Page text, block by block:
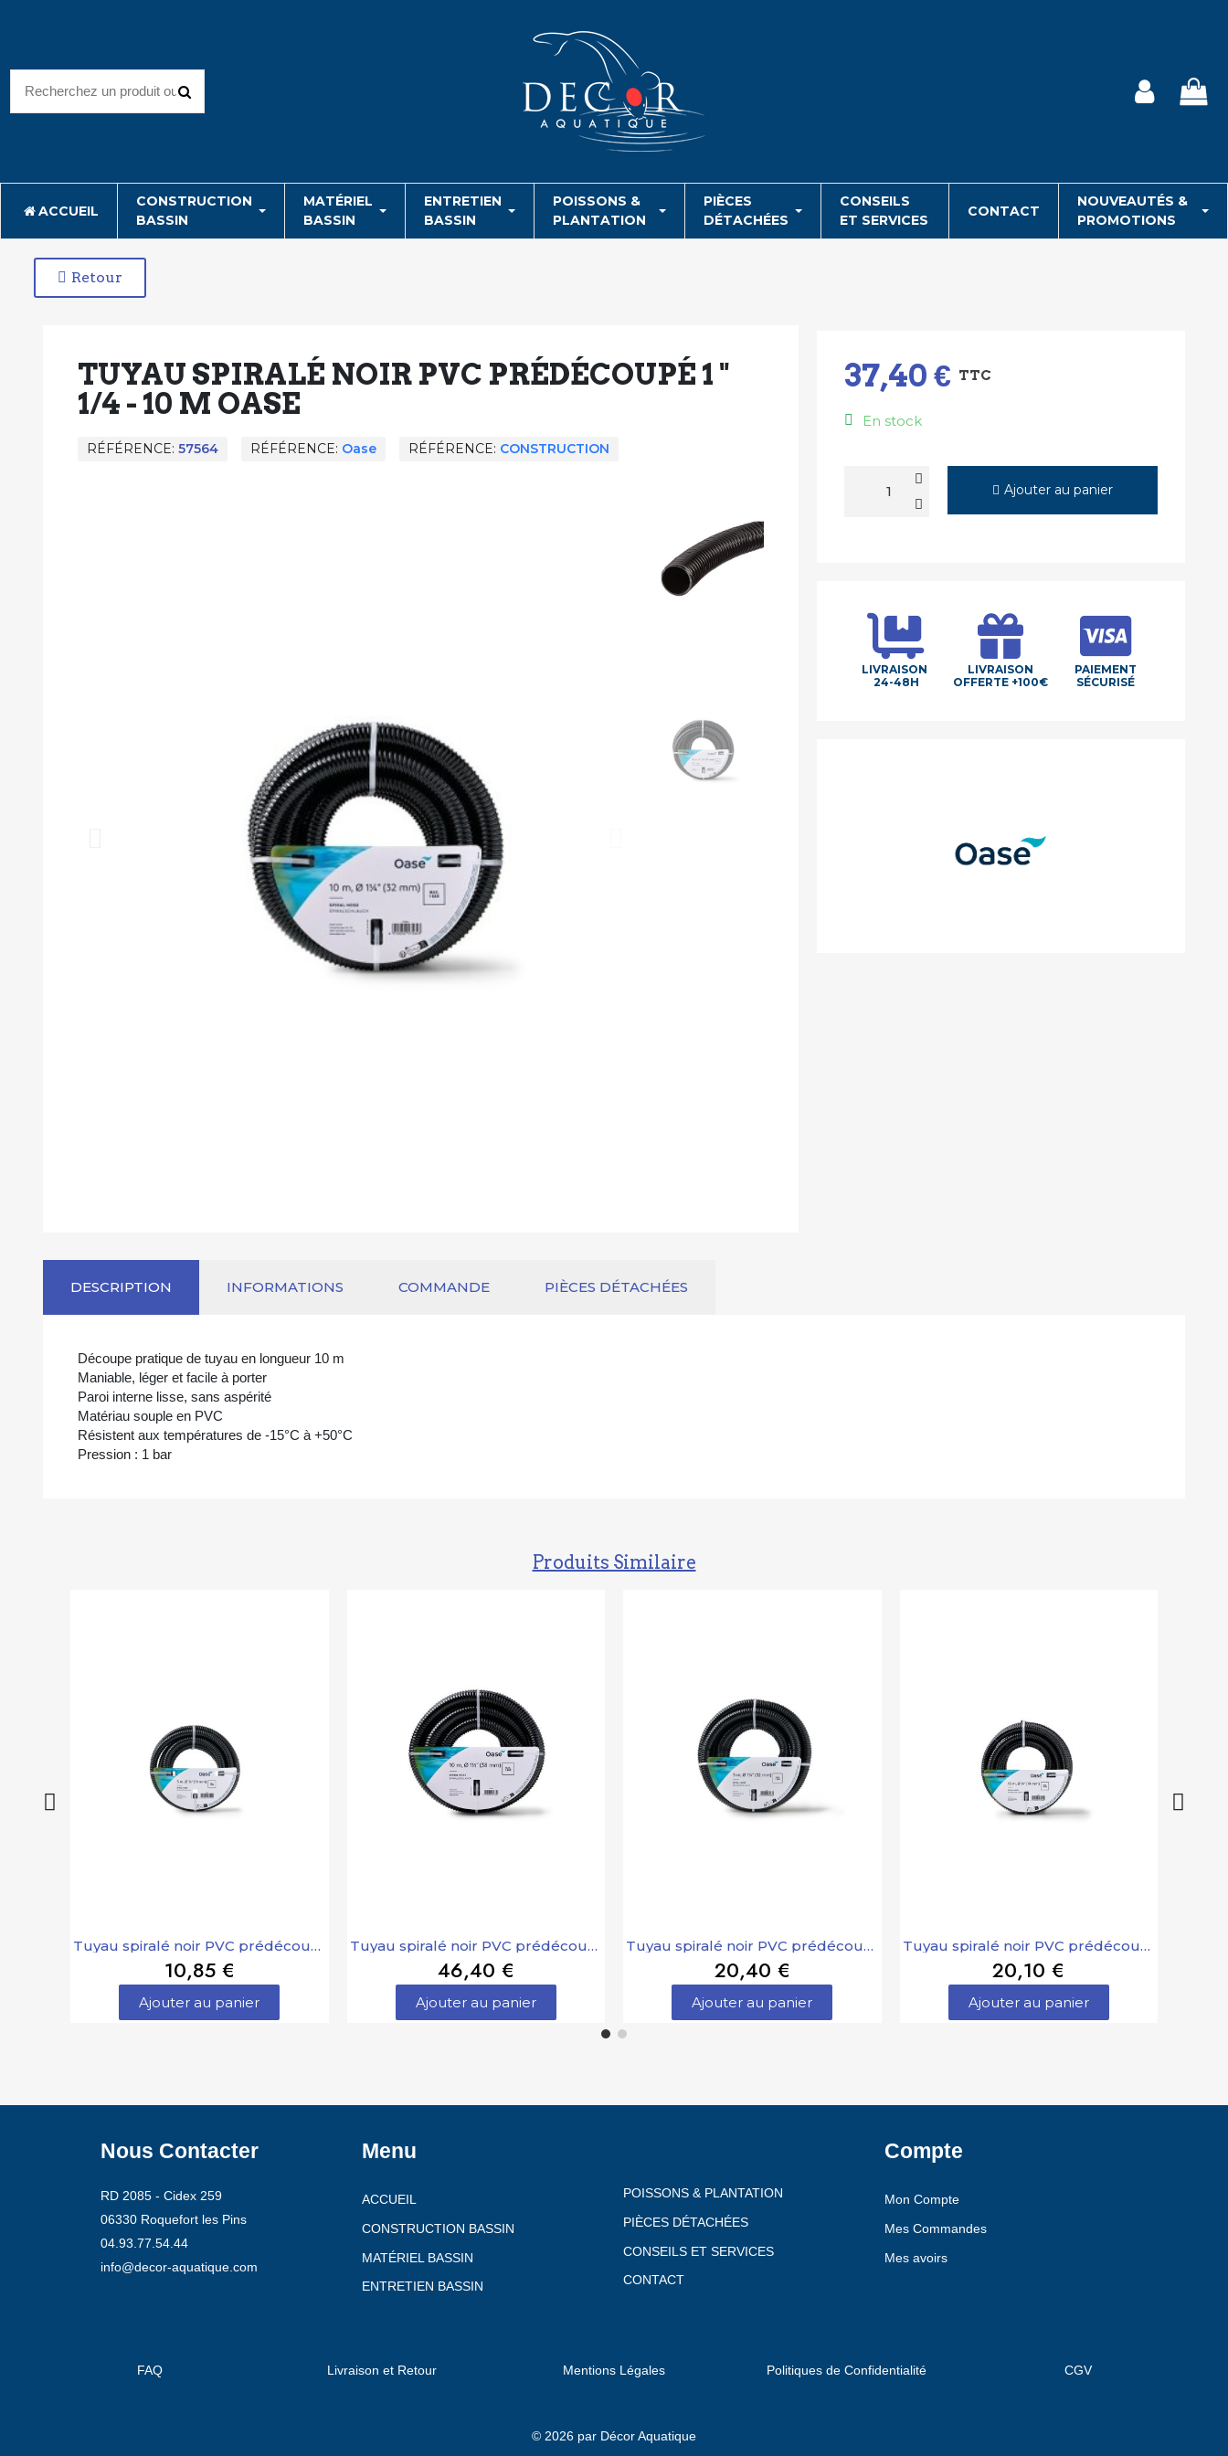
ACCUEIL
CONSTRUCTION
BASSIN
MATÉRIEL
BASSIN
ENTRETIEN
BASSIN
POISSONS &
PLANTATION
PIÈCES
DÉTACHÉES
CONSEILS
ET SERVICES
CONTACT
NOUVEAUTÉS &
PROMOTIONS
Retour
TUYAU SPIRALÉ NOIR PVC PRÉDÉCOUPÉ 1 "
1/4 - 10 M OASE
RÉFÉRENCE 57564 RÉFÉRENCE Oase RÉFÉRENCE CONSTRUCTION
37,40 € TTC
En stock
Ajouter au panier
LIVRAISON
24-48H
LIVRAISON
OFFERTE +100€
PAIEMENT
SÉCURISÉ
DESCRIPTION INFORMATIONS COMMANDE PIÈCES DÉTACHÉES
Découpe pratique de tuyau en longueur 10 m
Maniable, léger et facile à porter
Paroi interne lisse, sans aspérité
Matériau souple en PVC
Résistent aux températures de -15°C à +50°C
Pression : 1 bar
Produits Similaire
Tuyau spiralé noir PVC prédécoupé 3/4 "- 5 m Oase
10,85 €
Ajouter au panier
Tuyau spiralé noir PVC prédécoupé 1 " 1/2 - 10 m Oase
46,40 €
Ajouter au panier
Tuyau spiralé noir PVC prédécoupé 1 " 1/4 - 5 m Oase
20,40 €
Ajouter au panier
Tuyau spiralé noir PVC prédécoupé 3/4 "- 10 m Oase
20,10 €
Ajouter au panier
Nous Contacter
RD 2085 - Cidex 259
06330 Roquefort les Pins
04.93.77.54.44
info@decor-aquatique.com
Menu
ACCUEIL
CONSTRUCTION BASSIN
MATÉRIEL BASSIN
ENTRETIEN BASSIN
POISSONS & PLANTATION
PIÈCES DÉTACHÉES
CONSEILS ET SERVICES
CONTACT
Compte
Mon Compte
Mes Commandes
Mes avoirs
FAQ Livraison et Retour Mentions Légales Politiques de Confidentialité CGV
© 2026 par Décor Aquatique